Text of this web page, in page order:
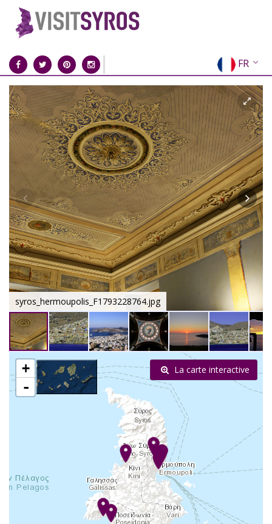
FR
EN
EL
DE
IT
ES
RU
CN
syros_hermoupolis_F1793228764.jpg
+
-
La carte interactive